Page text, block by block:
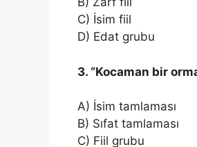
C) İsim fiil
D) Edat grubu
3. “Kocaman bir
A) İsim tamlaması
B) Sıfat tamlaması
C) Fiil grubu